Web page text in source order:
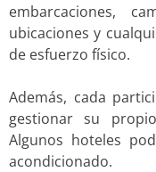
embarcaciones,
ubicaciones y
de esfuerzo físico.
Además, cada
gestionar su
Algunos hoteles
acondicionado.